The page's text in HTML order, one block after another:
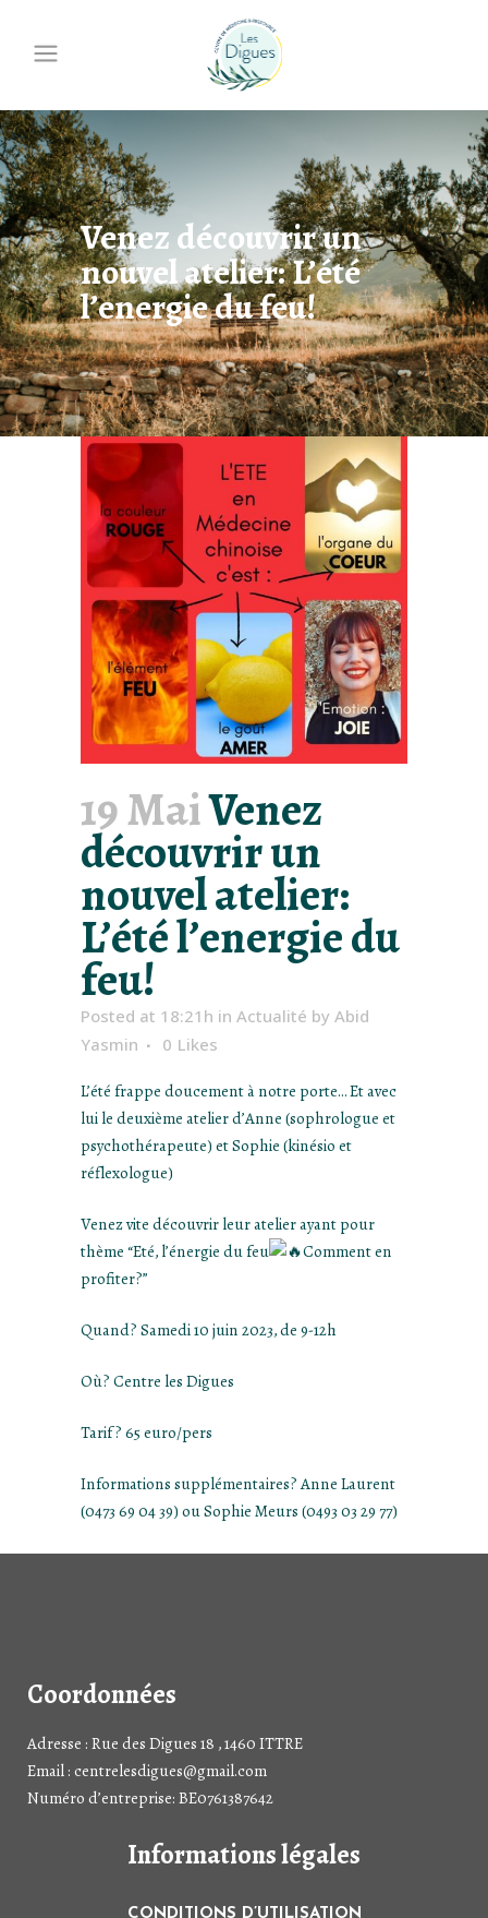
Venez découvrir un
nouvel atelier: L’été
l’energie du feu!
19 MaiVenez
découvrir un
nouvel atelier:
L’été l’energie du
feu!
Posted at 18:21h in Actualité by Abid
Yasmin
0 Likes
L’été frappe doucement à notre porte… Et avec
lui le deuxième atelier d’Anne (sophrologue et
psychothérapeute) et Sophie (kinésio et
réflexologue)
Venez vite découvrir leur atelier ayant pour
thème “Eté, l’énergie du feu
Comment en
profiter?”
Quand? Samedi 10 juin 2023, de 9-12h
Où? Centre les Digues
Tarif? 65 euro/pers
Informations supplémentaires? Anne Laurent
(0473 69 04 39) ou Sophie Meurs (0493 03 29 77)
Coordonnées
Adresse : Rue des Digues 18 , 1460 ITTRE
Email : centrelesdigues@gmail.com
Numéro d’entreprise: BE0761387642
Informations légales
CONDITIONS D’UTILISATION